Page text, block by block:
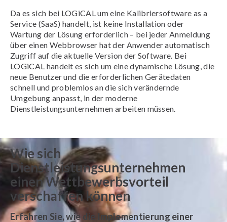
Da es sich bei LOGiCAL um eine Kalibriersoftware as a
Service (SaaS) handelt, ist keine Installation oder
Wartung der Lösung erforderlich – bei jeder Anmeldung
über einen Webbrowser hat der Anwender automatisch
Zugriff auf die aktuelle Version der Software. Bei
LOGiCAL handelt es sich um eine dynamische Lösung, die
neue Benutzer und die erforderlichen Gerätedaten
schnell und problemlos an die sich verändernde
Umgebung anpasst, in der moderne
Dienstleistungsunternehmen arbeiten müssen.
Wie sich
Dienstleistungsunternehmen
einen Wettbewerbsvorteil
verschaffen können
Erfahren Sie, wie die Implementierung einer